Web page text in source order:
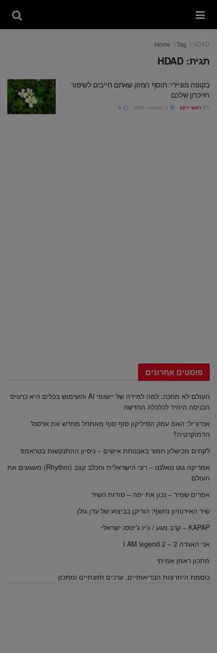
Home Tag HDAD
תגית:HDAD
בקופה מוניירי: תוסף המזון שאתם חייבים לשיפור
הזיכרון שלכם
BY רעשי רקע
פוסטים אחרונים
העולם לא מחכה: למה למידה של יישומי AI והשימוש בכלים היא כרטיס
הכניסה היחיד לכלכלה החדשה
אנדוריל: האם עמק הסיליקון סוף סוף מאתחל מחדש את ארסנל
הדמוקרטיה?
לקחים מכישלון חמור באבטחת אישים – ניסיון ההתנקשות בטראמפ
אמריקה גוט טאלנט – רוני הישראלית והכלב קצב (Rhythm) משגעים את
העולם
אפרים שמיר – נכון את יפה – סודות השיר
שיר האירווזיון נחשף: הוריקן בביצוע של עדן גולן
KAPAP – קרב מגע / ג'יו ג'יטסו ישראלי
אני האגדה 2 – I AM legend 2
מתכון ראמן אמיתי
כוסמת היתרונות הבריאותיים, ערכים תזונתיים ומתכון